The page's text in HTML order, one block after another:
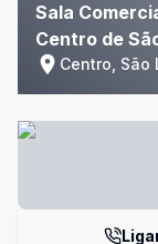
Sala
Centro de
Centro, São